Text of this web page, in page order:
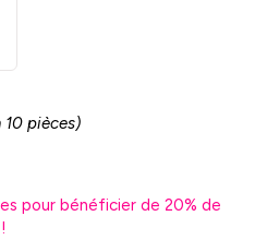
10 pièces)
pour bénéficier de 20% de